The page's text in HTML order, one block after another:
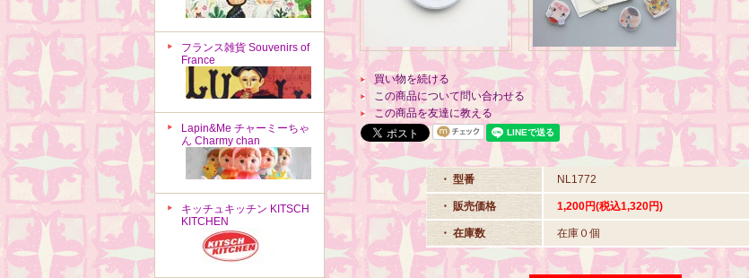
フランス雑貨 Souvenirs of
France
Lapin&Me チャーミーちゃ
ん Charmy chan
キッチュキッチン KITSCH
KITCHEN
買い物を続ける
この商品について問い合わせる
この商品を友達に教える
・ 型番 NL1772
・ 販売価格 1,200円(税込1,320円)
・ 在庫数 在庫０個